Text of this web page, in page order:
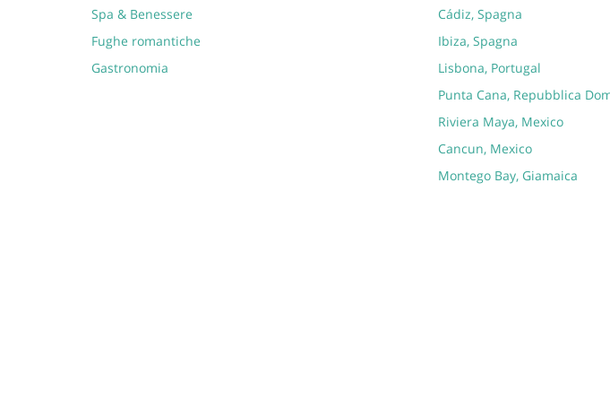
Spa & Benessere
Fughe romantiche
Gastronomia
Cádiz, Spagna
Ibiza, Spagna
Lisbona, Portugal
Punta Cana, Repubblica
Riviera Maya, Mexico
Cancun, Mexico
Montego Bay, Giamaica